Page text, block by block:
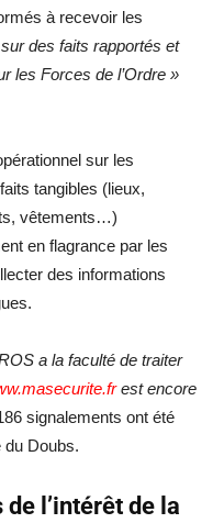
à recevoir les
sur des faits rapportés et
les Forces de l’Ordre »
sur les
tangibles (lieux,
vêtements…)
en flagrance par les
des informations
a la faculté de traiter
est encore
signalements ont été
du Doubs.
l’intérêt de la